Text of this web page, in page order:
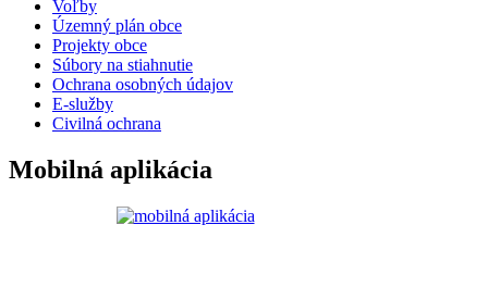
Voľby
Územný plán obce
Projekty obce
Súbory na stiahnutie
Ochrana osobných údajov
E-služby
Civilná ochrana
Mobilná aplikácia